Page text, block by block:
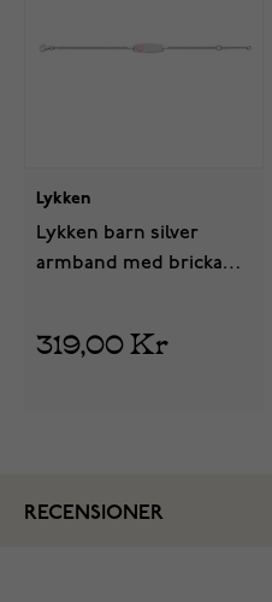
Lykken
Lykken barn silver
armband med bricka
319,00 Kr
RECENSIONER